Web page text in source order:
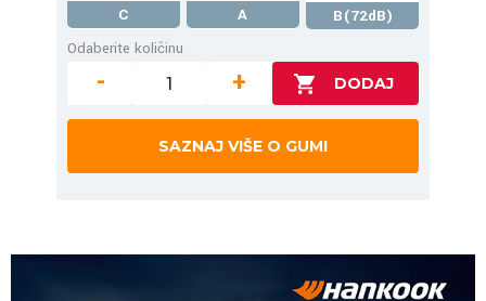
C A
B(72dB)
Odaberite količinu
- +
SAZNAJ VIŠE O GUMI